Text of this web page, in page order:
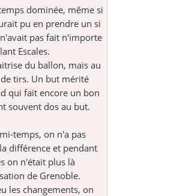
dominée, même si
pu en prendre un si
pas fait n'importe
Escales.
du ballon, mais au
tirs. Un but mérité
qui fait encore un bon
souvent dos au but.
temps, on n'a pas
différence et pendant
on n'était plus là
de Grenoble.
les changements, on